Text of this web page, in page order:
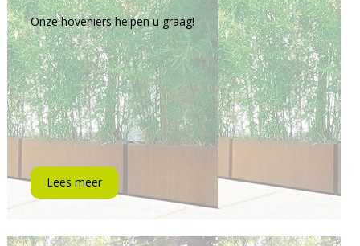
Onze hoveniers helpen u graag!
Lees meer